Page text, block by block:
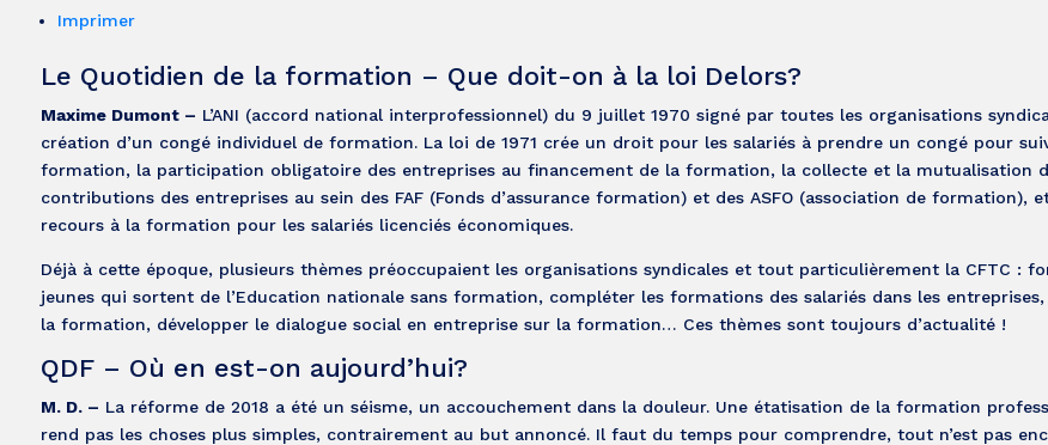
Imprimer
Le Quotidien de la formation – Que doit-on à la loi Delors?
Maxime Dumont – L’ANI (accord national interprofessionnel) du 9 juillet 1970 signé par toutes les organisations
création d’un congé individuel de formation. La loi de 1971 crée un droit pour les salariés à prendre un congé pour
formation, la participation obligatoire des entreprises au financement de la formation, la collecte et la mutualisation
contributions des entreprises au sein des FAF (Fonds d’assurance formation) et des ASFO (association de formation),
recours à la formation pour les salariés licenciés économiques.
Déjà à cette époque, plusieurs thèmes préoccupaient les organisations syndicales et tout particulièrement la CFTC :
jeunes qui sortent de l’Education nationale sans formation, compléter les formations des salariés dans les
la formation, développer le dialogue social en entreprise sur la formation… Ces thèmes sont toujours d’actualité !
QDF – Où en est-on aujourd’hui?
M. D. – La réforme de 2018 a été un séisme, un accouchement dans la douleur. Une étatisation de la formation
rend pas les choses plus simples, contrairement au but annoncé. Il faut du temps pour comprendre, tout n’est pas